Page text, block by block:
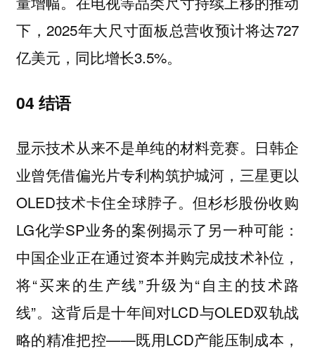
下，2025年大尺寸面板总营收预计将达727
亿美元，同比增长3.5%。
04 结语
显示技术从来不是单纯的材料竞赛。日韩企
业曾凭借偏光片专利构筑护城河，三星更以
OLED技术卡住全球脖子。但杉杉股份收购
LG化学SP业务的案例揭示了另一种可能：
中国企业正在通过资本并购完成技术补位，
将“买来的生产线”升级为“自主的技术路
线”。这背后是十年间对LCD与OLED双轨战
略的精准把控——既用LCD产能压制成本，